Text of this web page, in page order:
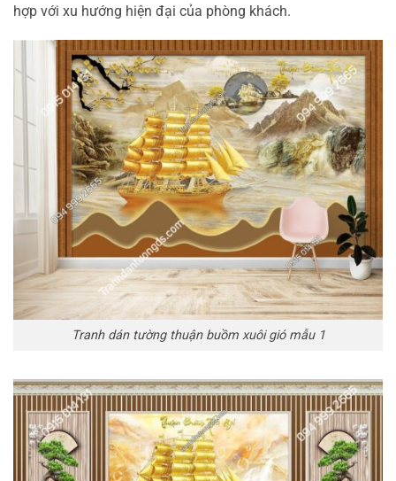
hợp với xu hướng hiện đại của phòng khách.
Tranh dán tường thuận buồm xuôi gió mẫu 1